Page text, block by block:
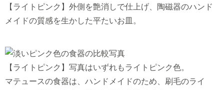
【ライトピンク】外側を艶消しで仕上げ、陶磁器のハンド
メイドの質感を生かした平たいお皿。
【ライトピンク】写真はいずれもライトピンク色。
マテュースの食器は、ハンドメイドのため、刷毛のライ